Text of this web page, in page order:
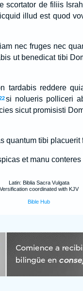
scortator de filiis
illud est quod
nec fruges nec
ut benedicat tibi
tardabis reddere
si nolueris polliceri
sicut promisisti
quantum tibi placuerit
et manu
Latin: Biblia Sacra Vulgata
Versification coordinated with KJV
Bible Hub